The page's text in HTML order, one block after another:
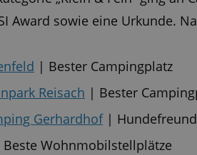
Award sowie eine Urkunde.
| Bester Campingplatz
Reisach | Bester
Gerhardhof|
Wohnmobilstellplätze